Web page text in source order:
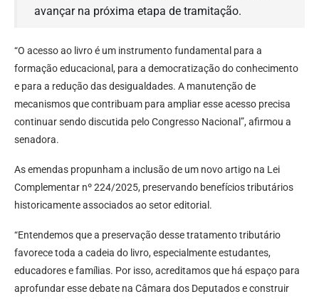
avançar na próxima etapa de tramitação.
“O acesso ao livro é um instrumento fundamental para a
formação educacional, para a democratização do conhecimento
e para a redução das desigualdades. A manutenção de
mecanismos que contribuam para ampliar esse acesso precisa
continuar sendo discutida pelo Congresso Nacional”, afirmou a
senadora.
As emendas propunham a inclusão de um novo artigo na Lei
Complementar nº 224/2025, preservando benefícios tributários
historicamente associados ao setor editorial.
“Entendemos que a preservação desse tratamento tributário
favorece toda a cadeia do livro, especialmente estudantes,
educadores e famílias. Por isso, acreditamos que há espaço para
aprofundar esse debate na Câmara dos Deputados e construir